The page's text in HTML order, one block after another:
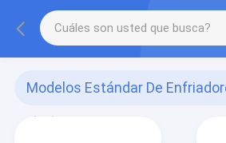
Modelos Estándar De